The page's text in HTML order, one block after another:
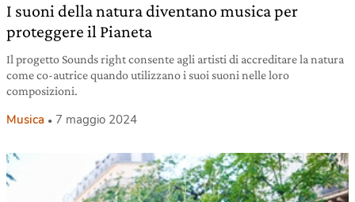
I suoni della natura diventano musica per
proteggere il Pianeta
Il progetto Sounds right consente agli artisti di accreditare la natura
come co-autrice quando utilizzano i suoi suoni nelle loro
composizioni.
Musica 7 maggio 2024